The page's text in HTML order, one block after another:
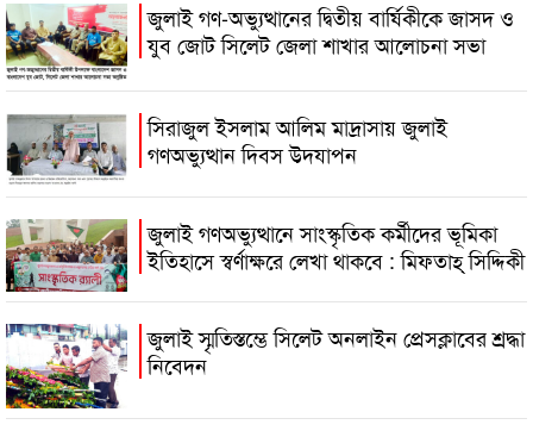
জুলাই গণ-অভ্যুত্থানের দ্বিতীয় বার্ষিকীকে জাসদ ও
যুব জোট সিলেট জেলা শাখার আলোচনা সভা
সিরাজুল ইসলাম আলিম মাদ্রাসায় জুলাই
গণঅভ্যুত্থান দিবস উদযাপন
জুলাই গণঅভ্যুত্থানে সাংস্কৃতিক কর্মীদের ভূমিকা
ইতিহাসে স্বর্ণাক্ষরে লেখা থাকবে : মিফতাহ্ সিদ্দিকী
জুলাই স্মৃতিস্তম্ভে সিলেট অনলাইন প্রেসক্লাবের শ্রদ্ধা
নিবেদন